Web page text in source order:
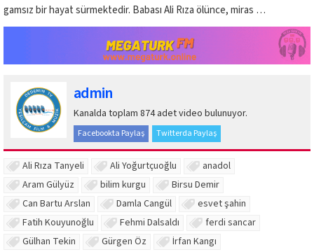
gamsız bir hayat sürmektedir. Babası Ali Rıza ölünce, miras …
admin
Kanalda toplam 874 adet video bulunuyor.
Facebookta Paylaş Twitterda Paylaş
Ali Rıza Tanyeli Ali Yoğurtçuoğlu
anadol
Aram Gülyüz
bilim kurgu
Birsu Demir
Can Bartu Arslan
Damla Cangül
esvet şahin
Fatih Kouyunoğlu
Fehmi Dalsaldı
ferdi sancar
Gülhan Tekin
Gürgen Öz
İrfan Kangı